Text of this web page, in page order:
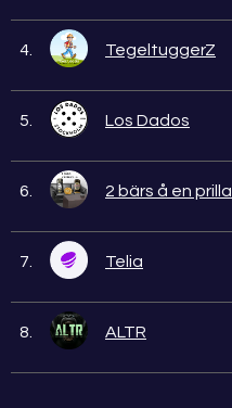
4. TegeltuggerZ
5. Los Dados
6. 2 bärs å en prilla
7. Telia
8. ALTR